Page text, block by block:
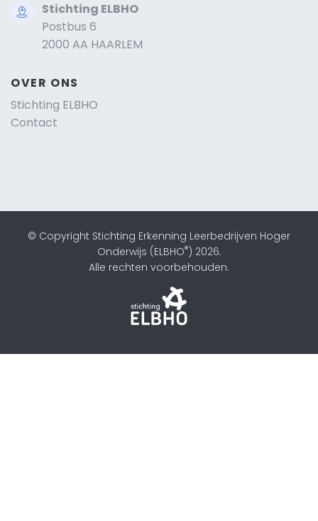
Stichting ELBHO
Postbus 6
2000 AA HAARLEM
OVER ONS
Stichting ELBHO
Contact
© Copyright Stichting Erkenning Leerbedrijven Hoger
Onderwijs (ELBHO®) 2026.
Alle rechten voorbehouden.